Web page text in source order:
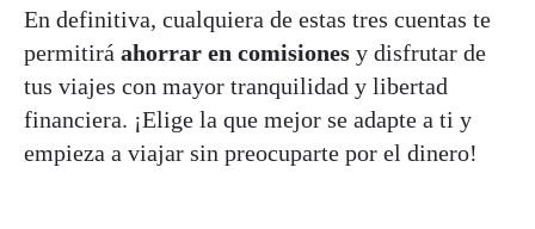
En definitiva, cualquiera de estas tres cuentas te
permitirá ahorrar en comisiones y disfrutar de
tus viajes con mayor tranquilidad y libertad
financiera. ¡Elige la que mejor se adapte a ti y
empieza a viajar sin preocuparte por el dinero!